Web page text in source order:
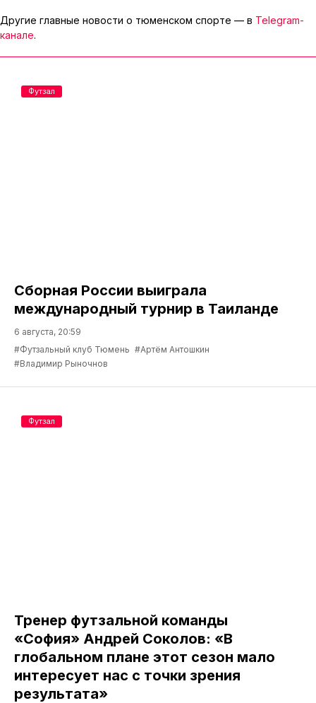
Другие главные новости о тюменском спорте — в Telegram-
канале.
Сборная России выиграла
международный турнир в Таиланде
6 августа, 20:59
#Футзальный клуб Тюмень #Артём Антошкин
#Владимир Рыночнов
Футзал
Тренер футзальной команды
«София» Андрей Соколов: «В
глобальном плане этот сезон мало
интересует нас с точки зрения
результата»
Футзал